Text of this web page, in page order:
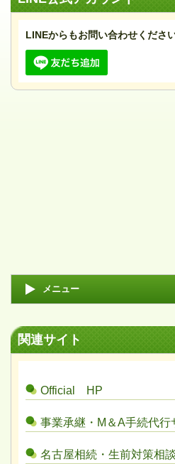
LINEからもお問い合わせください
メニュー
関連サイト
Official HP
事業承継・M＆A手続代行
名古屋相続・生前対策相